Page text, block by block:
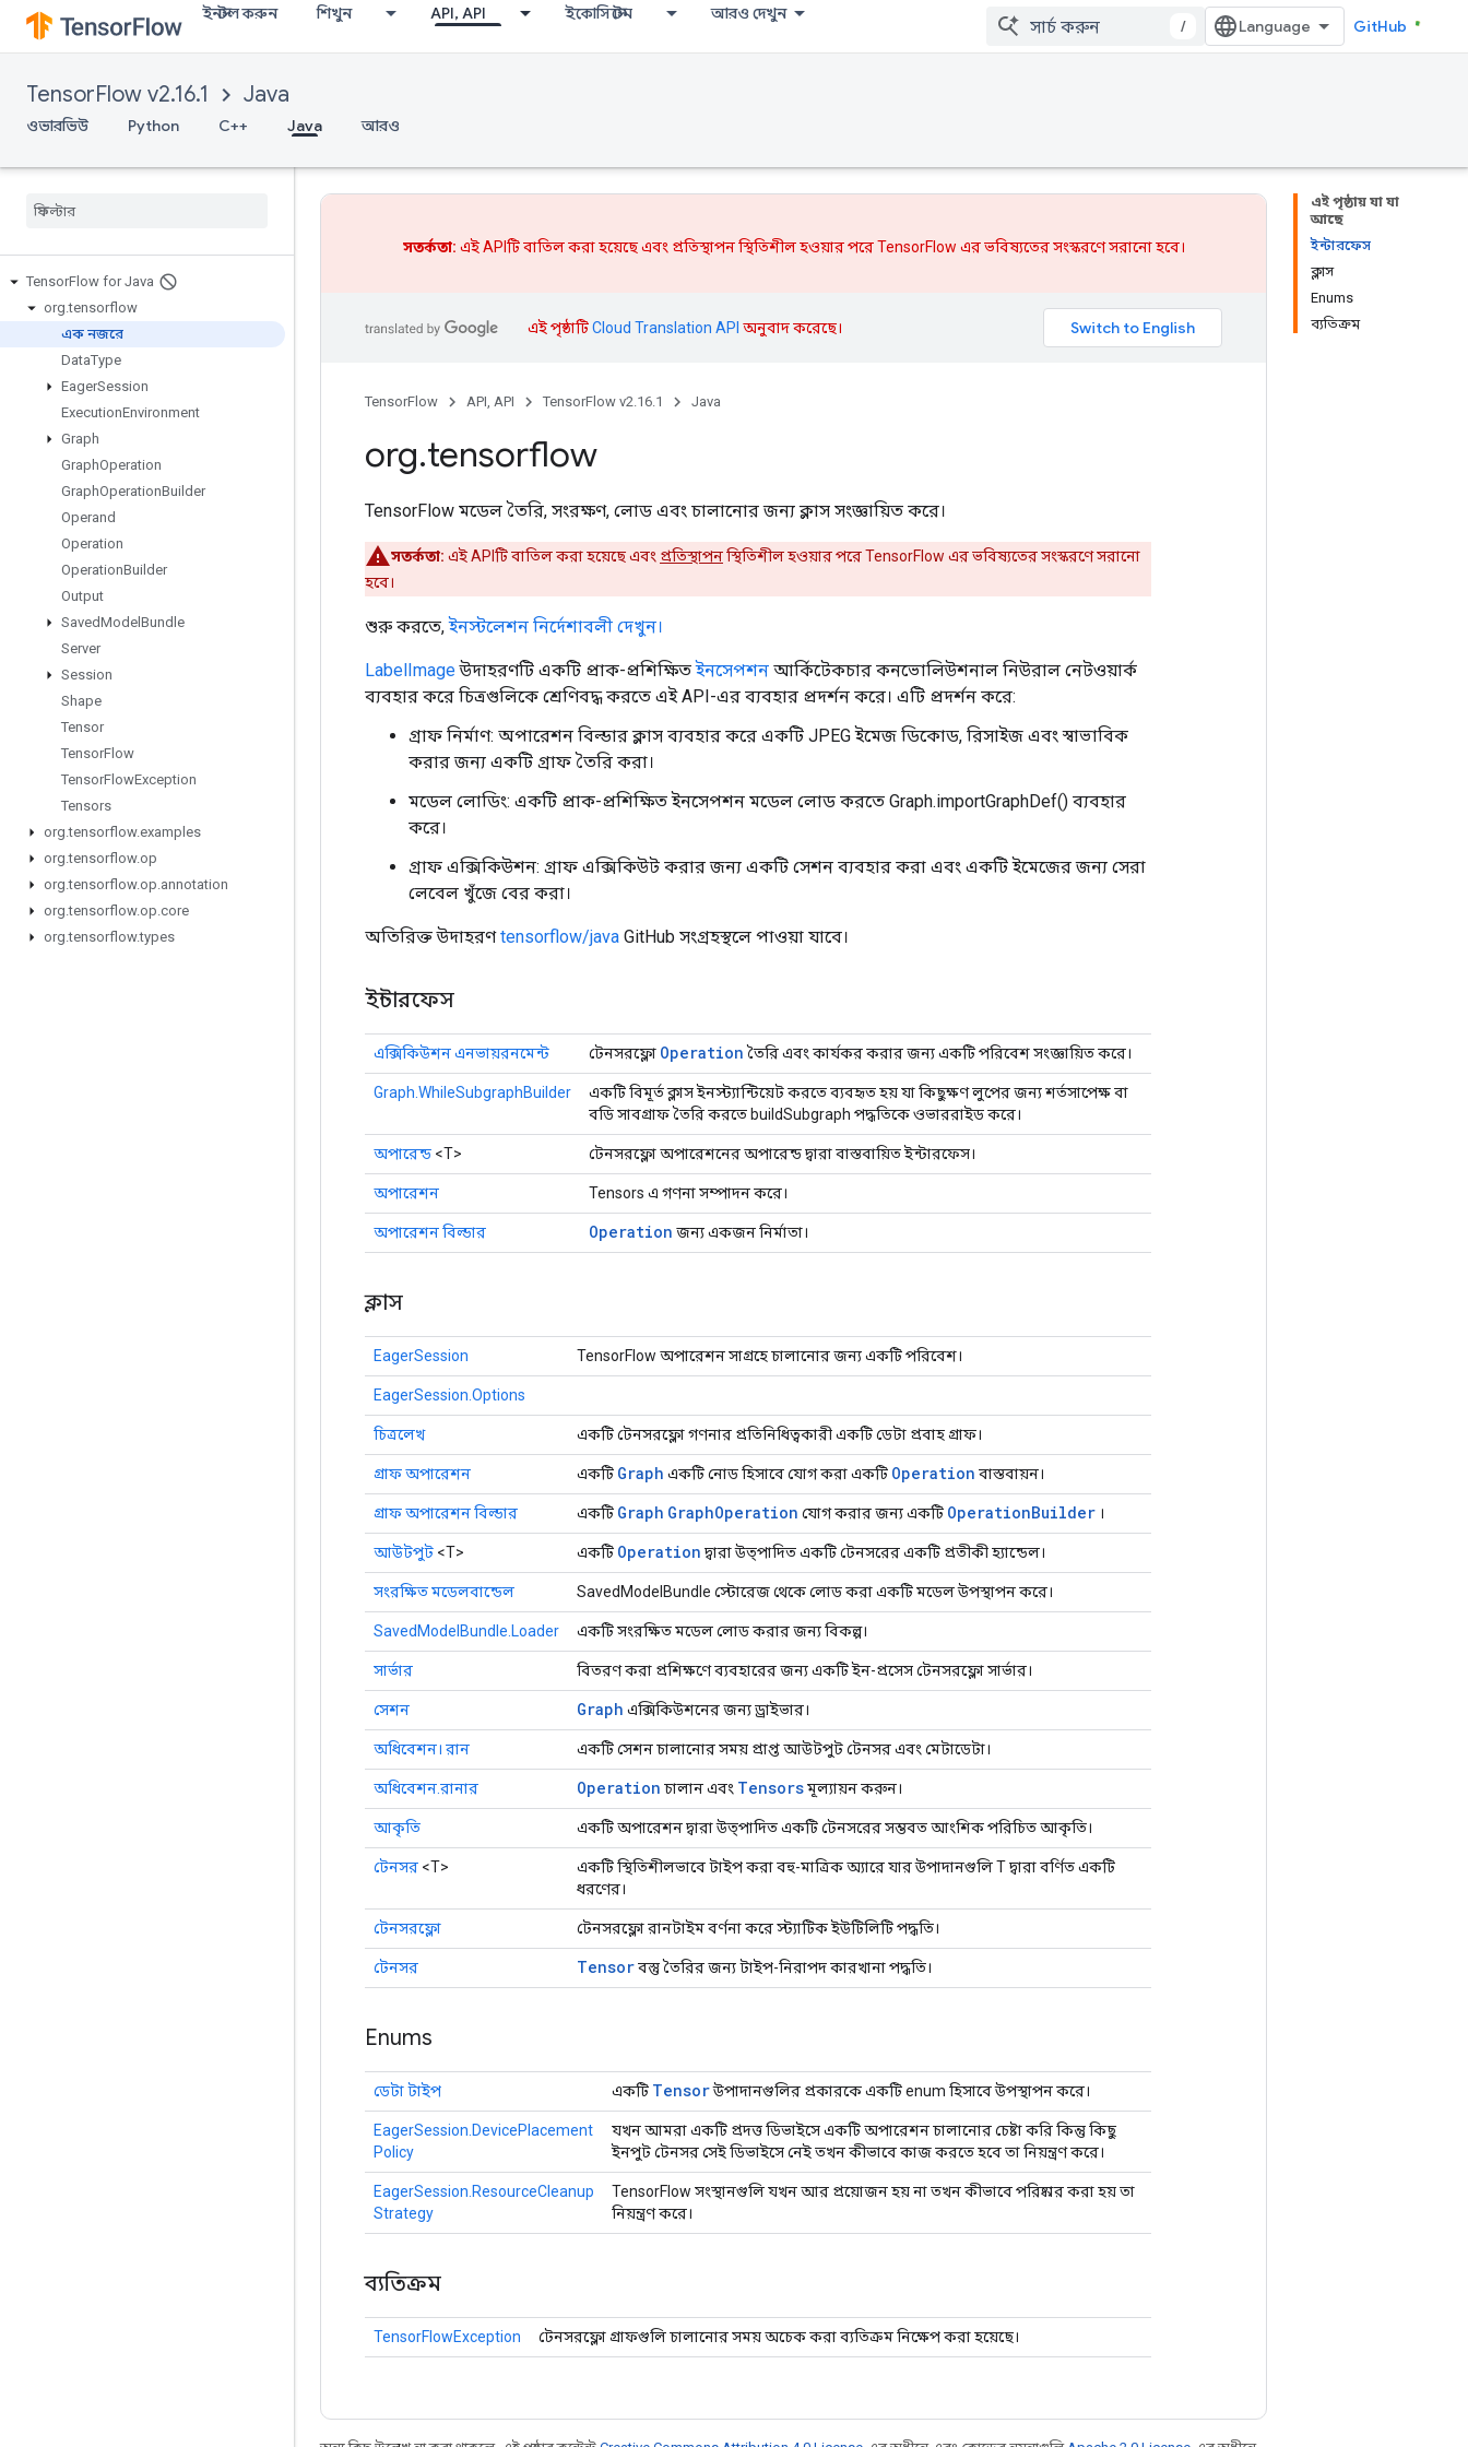
ইনস্টল করুন শিখুন API, API ইকোসিস্টেম আরও দেখুন
/ GitHub
TensorFlow v2.16.1 Java
ওভারভিউ Python C++ Java আরও
TensorFlow for Java
org.tensorflow
এক নজরে
DataType
EagerSession
ExecutionEnvironment
Graph
GraphOperation
GraphOperationBuilder
Operand
Operation
OperationBuilder
Output
SavedModel Bundle
Server
Session
Shape
Tensor
TensorFlow
TensorFlowException
Tensors
org.tensorflow.examples
org.tensorflow.op
org.tensorflow.op.annotation
org.tensorflow.op.core
org.tensorflow.types
এই পৃষ্ঠায় যা যা
আছে
ইন্টারফেস
ক্লাস
Enums
ব্যতিক্রম
সতর্কতা: এই APIটি বাতিল করা হয়েছে এবং প্রতিস্থাপনস্থিতিশীল হওয়ার পরে TensorFlow এর ভবিষ্যতের সংস্করণে সরানো হবে।
এই পৃষ্ঠাটিCloud Translation API অনুবাদ করেছে।
TensorFlow API, API TensorFlow v2.16.1 Java
org.tensorflow
TensorFlow মডেল তৈরি, সংরক্ষণ, লোড এবং চালানোর জন্য ক্লাস সংজ্ঞায়িত করে।
সতর্কতা: এই APIটি বাতিল করা হয়েছে এবং প্রতিস্থাপনস্থিতিশীল হওয়ার পরে TensorFlow এর ভবিষ্যতের সংস্করণে সরানো
হবে।
শুরু করতে,ইনস্টলেশন নির্দেশাবলী দেখুন।
LabelImageউদাহরণটি একটি প্রাক-প্রশিক্ষিতইনসেপশন আর্কিটেকচার কনভোলিউশনাল নিউরাল নেটওয়ার্ক
ব্যবহার করে চিত্রগুলিকে শ্রেণিবদ্ধ করতে এই API-এর ব্যবহার প্রদর্শন করে। এটি প্রদর্শন করে:
গ্রাফ নির্মাণ: অপারেশন বিল্ডার ক্লাস ব্যবহার করে একটি JPEG ইমেজ ডিকোড, রিসাইজ এবং স্বাভাবিক
করার জন্য একটি গ্রাফ তৈরি করা।
মডেল লোডিং: একটি প্রাক-প্রশিক্ষিত ইনসেপশন মডেল লোড করতে Graph.importGraphDef() ব্যবহার
করে।
গ্রাফ এক্সিকিউশন: গ্রাফ এক্সিকিউট করার জন্য একটি সেশন ব্যবহার করা এবং একটি ইমেজের জন্য সেরা
লেবেল খুঁজে বের করা।
অতিরিক্ত উদাহরণtensorflow/java GitHub সংগ্রহস্থলে পাওয়া যাবে।
ইন্টারফেস
এক্সিকিউশন এনভায়রনমেন্ট টেনসরফ্লো Operation তৈরি এবং কার্যকর করার জন্য একটি পরিবেশ সংজ্ঞায়িত করে।
Graph.WhileSubgraphBuilder
একটি বিমূর্ত ক্লাস ইনস্ট্যান্টিয়েট করতে ব্যবহৃত হয় যা কিছুক্ষণ লুপের জন্য শর্তসাপেক্ষ বা
বডি সাবগ্রাফ তৈরি করতে buildSubgraph পদ্ধতিকে ওভাররাইড করে।
অপারেন্ড <T> টেনসরফ্লো অপারেশনের অপারেন্ড দ্বারা বাস্তবায়িত ইন্টারফেস।
অপারেশন Tensors এ গণনা সম্পাদন করে।
অপারেশন বিল্ডার Operation জন্য একজন নির্মাতা।
ক্লাস
EagerSession TensorFlow অপারেশন সাগ্রহে চালানোর জন্য একটি পরিবেশ।
EagerSession.Options
চিত্রলেখ একটি টেনসরফ্লো গণনার প্রতিনিধিত্বকারী একটি ডেটা প্রবাহ গ্রাফ।
গ্রাফ অপারেশন একটি Graph একটি নোড হিসাবে যোগ করা একটি Operation বাস্তবায়ন।
গ্রাফ অপারেশন বিল্ডার একটি Graph GraphOperation যোগ করার জন্য একটি OperationBuilder ।
আউটপুট <T> একটি Operation দ্বারা উত্পাদিত একটি টেনসরের একটি প্রতীকী হ্যান্ডেল।
সংরক্ষিত মডেলবান্ডেল SavedModelBundle স্টোরেজ থেকে লোড করা একটি মডেল উপস্থাপন করে।
SavedModelBundle.Loader একটি সংরক্ষিত মডেল লোড করার জন্য বিকল্প।
সার্ভার বিতরণ করা প্রশিক্ষণে ব্যবহারের জন্য একটি ইন-প্রসেস টেনসরফ্লো সার্ভার।
সেশন Graph এক্সিকিউশনের জন্য ড্রাইভার।
অধিবেশন। রান একটি সেশন চালানোর সময় প্রাপ্ত আউটপুট টেনসর এবং মেটাডেটা।
অধিবেশন.রানার Operation চালান এবং Tensorsমূল্যায়ন করুন।
আকৃতি একটি অপারেশন দ্বারা উত্পাদিত একটি টেনসরের সম্ভবত আংশিক পরিচিত আকৃতি।
টেনসর <T>
একটি স্থিতিশীলভাবে টাইপ করা বহু-মাত্রিক অ্যারে যার উপাদানগুলি T দ্বারা বর্ণিত একটি
ধরণের।
টেনসরফ্লো টেনসরফ্লো রানটাইম বর্ণনা করে স্ট্যাটিক ইউটিলিটি পদ্ধতি।
টেনসর Tensorবস্তু তৈরির জন্য টাইপ-নিরাপদ কারখানা পদ্ধতি।
Enums
ডেটা টাইপ একটি Tensorউপাদানগুলির প্রকারকে একটি enum হিসাবে উপস্থাপন করে।
EagerSession.DevicePlacement
Policy
যখন আমরা একটি প্রদত্ত ডিভাইসে একটি অপারেশন চালানোর চেষ্টা করি কিন্তু কিছু
ইনপুট টেনসর সেই ডিভাইসে নেই তখন কীভাবে কাজ করতে হবে তা নিয়ন্ত্রণ করে।
EagerSession.ResourceCleanup
Strategy
TensorFlow সংস্থানগুলি যখন আর প্রয়োজন হয় না তখন কীভাবে পরিষ্কার করা হয় তা
নিয়ন্ত্রণ করে।
ব্যতিক্রম
TensorFlowException টেনসরফ্লো গ্রাফগুলি চালানোর সময় অচেক করা ব্যতিক্রম নিক্ষেপ করা হয়েছে।